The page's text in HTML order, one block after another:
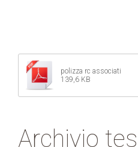
polizza rc associati
139,6 KB
Archivio